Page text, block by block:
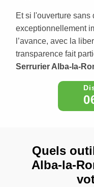
Et si l'ouverture sans
exceptionnellement
l’avance, avec la
transparence fait
Serrurier Alba-la-
Quels
Alba-la-